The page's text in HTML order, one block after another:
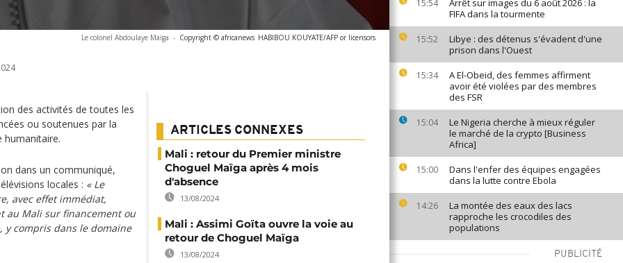
15:54
Arrêt sur images du 6 août 2026 : la
FIFA dans la tourmente
15:52
Libye : des détenus s'évadent d'une
prison dans l'Ouest
15:34
A El-Obeid, des femmes affirment
avoir été violées par des membres
des FSR
15:04
Le Nigeria cherche à mieux réguler
le marché de la crypto [Business
Africa]
15:00
Dans l'enfer des équipes engagées
dans la lutte contre Ebola
14:26
La montée des eaux des lacs
rapproche les crocodiles des
populations
PUBLICITÉ
Le colonel Abdoulaye Maïga - Copyright © africanews HABIBOU KOUYATE/AFP or licensors
des activités de toutes les
ou soutenues par la
humanitaire.
dans un communiqué,
locales : « Le
avec effet immédiat,
au Mali sur financement ou
y compris dans le domaine
ARTICLES CONNEXES
Mali : retour du Premier ministre
Choguel Maïga après 4 mois
d'absence
13/08/2024
Mali : Assimi Goïta ouvre la voie au
retour de Choguel Maïga
13/08/2024